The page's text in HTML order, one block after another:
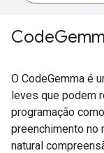
Code
O CodeGemma é
leves que podem
programação
preenchimento no
natural